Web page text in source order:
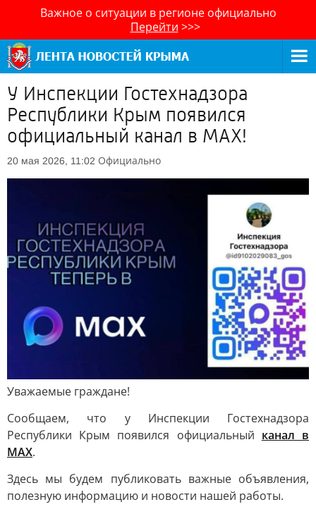
Важное о ситуации в регионе официально
Перейти >>>
У Инспекции Гостехнадзора
Республики Крым появился
официальный канал в МАХ!
20 мая 2026, 11:02 Официально
Уважаемые граждане!
Сообщаем, что у Инспекции Гостехнадзора
Республики Крым появился официальный канал в
МАХ.
Здесь мы будем публиковать важные объявления,
полезную информацию и новости нашей работы.